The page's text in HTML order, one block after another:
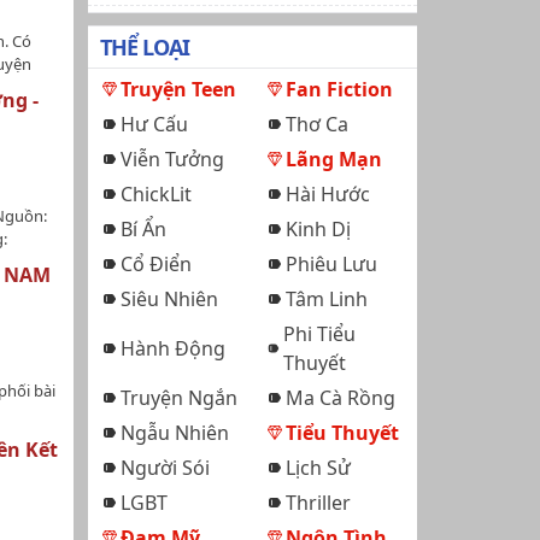
Có
-
sau
mà
bày,
đùi
đùi
chặt
bài
giới +
Mau
Hài
Kết
THỂ LOẠI
Truyện Teen
Fan Fiction
Hư Cấu
Thơ Ca
Viễn Tưởng
Lãng Mạn
ChickLit
Hài Hước
Bí Ẩn
Kinh Dị
Cổ Điển
Phiêu Lưu
Siêu Nhiên
Tâm Linh
Hành Động
Phi Tiểu
Thuyết
Truyện Ngắn
Ma Cà Rồng
Ngẫu Nhiên
Tiểu Thuyết
Người Sói
Lịch Sử
LGBT
Thriller